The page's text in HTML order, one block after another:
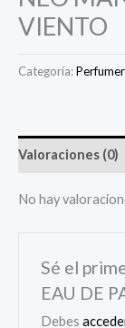
VIENTO
Categoría:
Valoraciones (0)
No hay
Sé el
EAU DE
Debes